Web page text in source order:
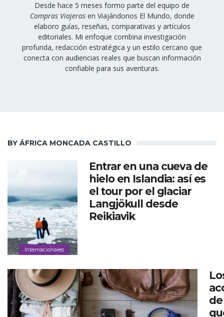
Desde hace 5 meses formo parte del equipo de
Compras Viajerasen Viajándonos El Mundo, donde
elaboro guías, reseñas, comparativas y artículos
editoriales. Mi enfoque combina investigación
profunda, redacción estratégica y un estilo cercano que
conecta con audiencias reales que buscan información
confiable para sus aventuras.
BY ÁFRICA MONCADA CASTILLO
Internacionales
Entrar en una cueva de
hielo en Islandia: así es
el tour por el glaciar
Langjökull desde
Reikiavik